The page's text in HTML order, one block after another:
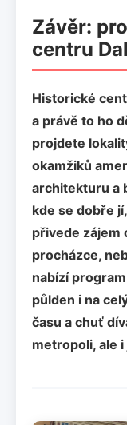
Závěr:
centru
Historické
a právě to ho
projdete
okamžiků
architekturu a
kde se dobře
přivede zájem
procházce,
nabízí
půlden i na
času a chuť
metropoli, ale